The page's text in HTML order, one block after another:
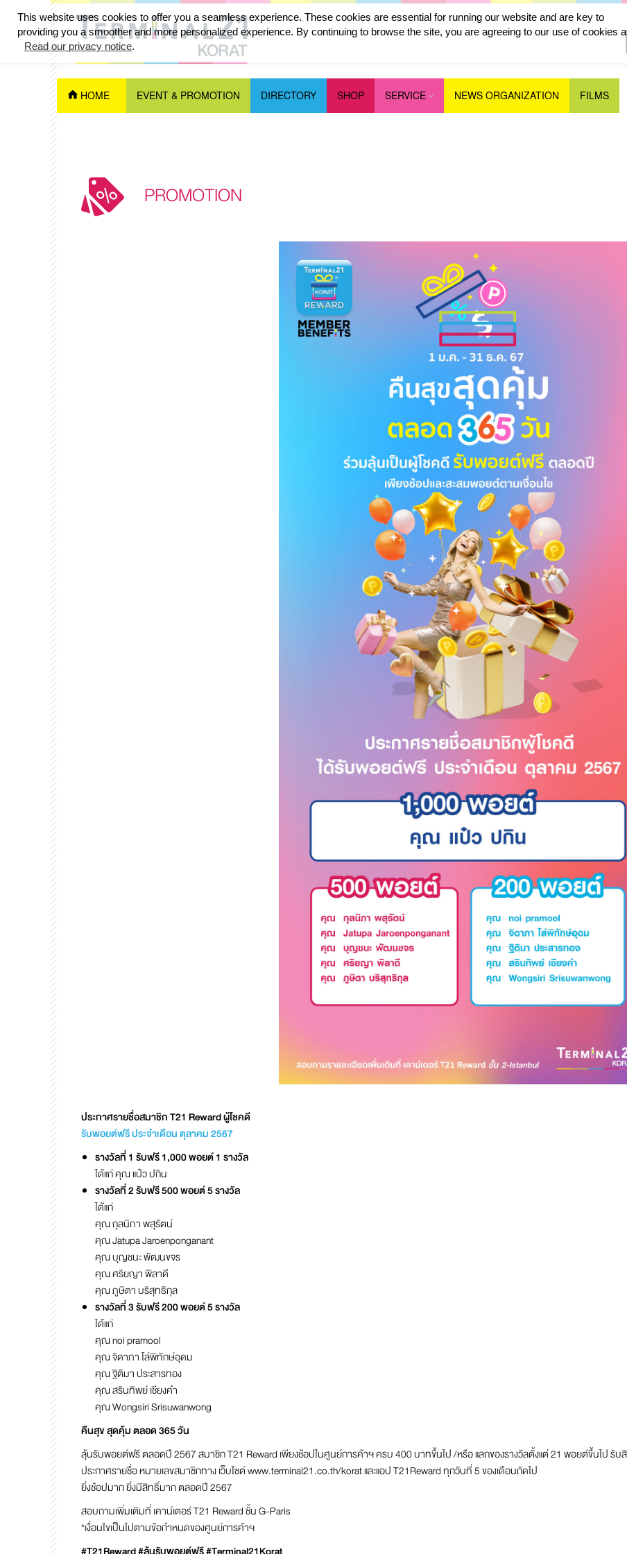
HOME EVENT & PROMOTION DIRECTORY SHOP SERVICE NEWS ORGANIZATION FILMS
PROMOTION
ประกาศรายชื่อสมาชิก T21 Reward ผู้โชคดี
รับพอยต์ฟรี ประจำเดือน ตุลาคม 2567
รางวัลที่ 1 รับฟรี 1,000 พอยต์ 1 รางวัล
ได้แก่ คุณ แป๋ว ปกิน
รางวัลที่ 2 รับฟรี 500 พอยต์ 5 รางวัล
ได้แก่
คุณ กุลนิภา พสุรัตน์
คุณ Jatupa Jaroenponganant
คุณ บุญชนะ พัฒนขจร
คุณ ศริยญา พิลาดี
คุณ ภูษิตา บริสุทธิกุล
รางวัลที่ 3 รับฟรี 200 พอยต์ 5 รางวัล
ได้แก่
คุณ noi pramool
คุณ จิดาภา โล่พิทักษ์อุดม
คุณ ฐิติมา ประสารทอง
คุณ สรินทิพย์ เชียงคำ
คุณ Wongsiri Srisuwanwong
คืนสุข สุดคุ้ม ตลอด 365 วัน
ลุ้นรับพอยต์ฟรี ตลอดปี 2567 สมาชิก T21 Reward เพียงช้อปในศูนย์การค้าฯ ครบ 400 บาทขึ้นไป /หรือ แลกของรางวัลตั้งแต่ 21 พอยต์ขึ้นไป
ประกาศรายชื่อ หมายเลขสมาชิกทาง เว็บไซต์www.terminal21.co.th/koratและแอป T21Reward ทุกวันที่ 5 ของเดือนถัดไป
ยิ่งช้อปมาก ยิ่งมีสิทธิ์มาก ตลอดปี 2567
สอบถามเพิ่มเติมที่ เคาน์เตอร์ T21 Reward ชั้น G-Paris
*เงื่อนไขเป็นไปตามข้อกำหนดของศูนย์การค้าฯ
This website uses cookies to offer you a seamless experience. These cookies are essential for running our website and are key to
providing you a smoother and more personalized experience. By continuing to browse the site, you are agreeing to our use of cookies
Read our privacy notice.